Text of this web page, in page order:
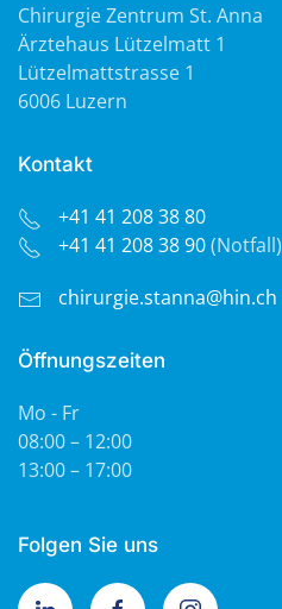
Chirurgie Zentrum St. Anna
Ärztehaus Lützelmatt 1
Lützelmattstrasse 1
6006 Luzern
Kontakt
+41 41 208 38 80
+41 41 208 38 90(Notfall)
chirurgie.stanna@hin.ch
Öffnungszeiten
Mo - Fr
08:00 – 12:00
13:00 – 17:00
Folgen Sie uns